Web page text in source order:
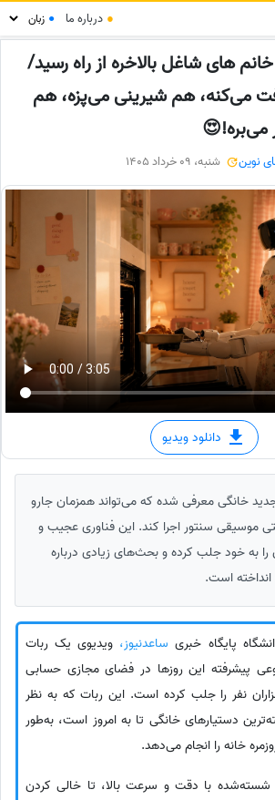
● درباره ما ●
های شاغل بالاخره از راه رسید/
می‌کنه، هم شیرینی می‌پزه، هم
می‌بره!😍
نوین شنبه، 09 خرداد 1405
دانلود ویدیو
خانگی معرفی شده که می‌تواند همزمان جارو
موسیقی سنتور اجرا کند. این فناوری عجیب و
را به خود جلب کرده و بحث‌های زیادی درباره
انداخته است.
پایگاه خبری ساعدنیوز، ویدیوی یک ربات
پیشرفته این روزها در فضای مجازی حسابی
نفر را جلب کرده است. این ربات که به نظر
دستیارهای خانگی تا به امروز است، به‌طور
خانه را انجام می‌دهد.
شسته‌شده با دقت و سرعت بالا، تا خالی کردن